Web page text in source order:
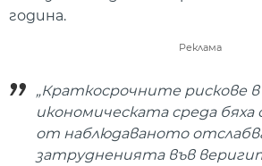
година.
Реклама
„Краткосрочните рискове в
икономическата среда бяха
от наблюдаваното
затрудненията във